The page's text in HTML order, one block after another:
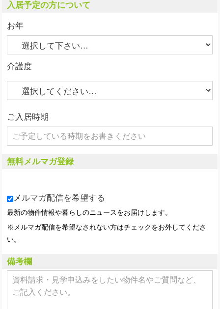
入居予定の方について
お年
介護度
ご入居時期
無料メルマガ登録
メルマガ配信を希望する
最新の物件情報や暮らしのニュースをお届けします。
※メルマガ配信を希望なされない方はチェックをお外してくださ
い。
備考欄